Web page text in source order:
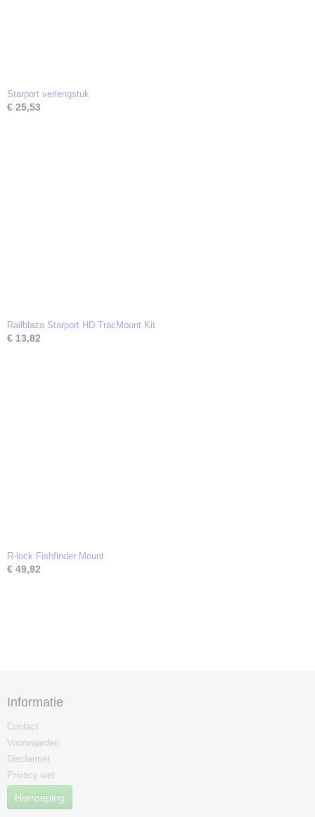
Starport verlengstuk
€ 25,53
Railblaza Starport HD TracMount Kit
€ 13,82
R-lock Fishfinder Mount
€ 49,92
Informatie
Contact
Voorwaarden
Disclaimer
Privacy wet
Herroeping